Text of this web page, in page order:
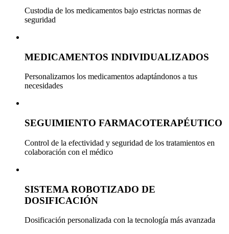
Custodia de los medicamentos bajo estrictas normas de
seguridad
MEDICAMENTOS INDIVIDUALIZADOS
Personalizamos los medicamentos adaptándonos a tus
necesidades
SEGUIMIENTO FARMACOTERAPÉUTICO
Control de la efectividad y seguridad de los tratamientos en
colaboración con el médico
SISTEMA ROBOTIZADO DE
DOSIFICACIÓN
Dosificación personalizada con la tecnología más avanzada